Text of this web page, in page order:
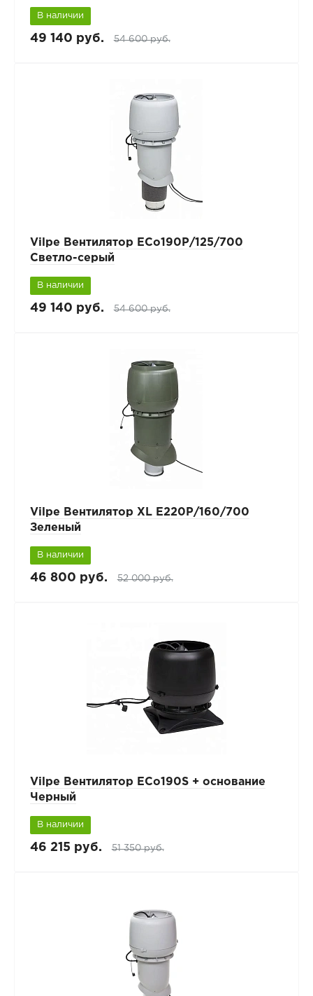
В наличии
49 140 руб. 54 600 руб.
Vilpe Вентилятор ECo190Р/125/700
Светло-серый
В наличии
49 140 руб. 54 600 руб.
Vilpe Вентилятор XL E220Р/160/700
Зеленый
В наличии
46 800 руб. 52 000 руб.
Vilpe Вентилятор ECo190S + основание
Черный
В наличии
46 215 руб. 51 350 руб.